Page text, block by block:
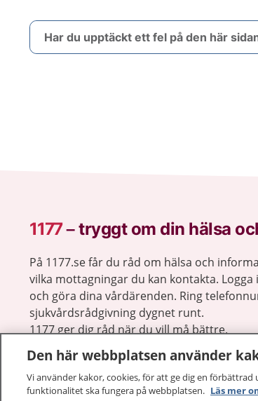
Har du upptäckt ett fel på den här
1177–tryggt om din hälsa
På 1177.se får du råd om hälsa och
vilka mottagningar du kan kontakta.
och göra dina vårdärenden. Ring
sjukvårdsrådgivning dygnet runt.
1177 ger dig råd när du vill må bättre.
Den här webbplatsen använder
Vi använder kakor, cookies, för att ge dig en
funktionalitet ska fungera på webbplatsen. Läs mer